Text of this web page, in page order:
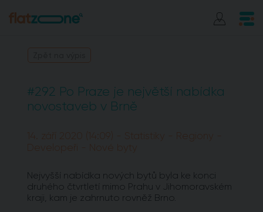
#292 Po Praze je největší nabídka
novostaveb v Brně
14. září 2020 (14:09) - Statistiky - Regiony -
Developeři - Nové byty
Nejvyšší nabídka nových bytů byla ke konci
druhého čtvrtletí mimo Prahu v Jihomoravském
kraji, kam je zahrnuto rovněž Brno.